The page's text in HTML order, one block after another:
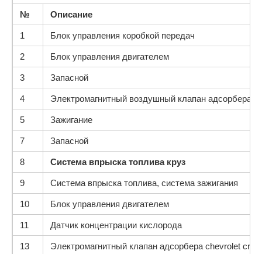
№ Описание
1 Блок управления коробкой передач
2 Блок управления двигателем
3 Запасной
4 Электромагнитный воздушный клапан адсорбера
5 Зажигание
7 Запасной
8 Система впрыска топлива круз
9 Система впрыска топлива, система зажигания
10 Блок управления двигателем
11 Датчик концентрации кислорода
13 Электромагнитный клапан адсорбера chevrolet